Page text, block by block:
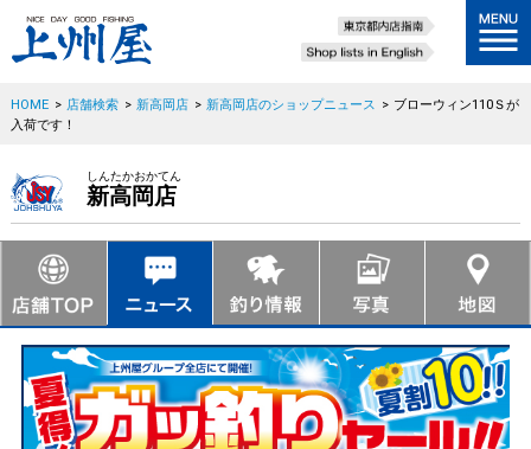
HOME > 店舗検索 > 新高岡店 > 新高岡店のショップニュース > ブローウィン110Ｓが
入荷です！
しんたかおかてん
新高岡店